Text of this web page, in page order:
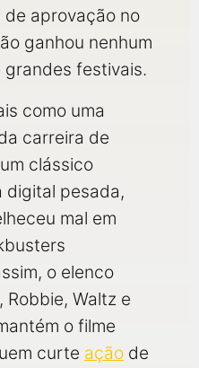
aprovação no
ganhou nenhum
festivais.
como uma
carreira de
clássico
digital pesada,
mal em
o elenco
Waltz e
o filme
curte ação de